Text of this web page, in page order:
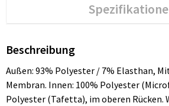
Beschreibung
Außen: 93% Polyester / 7% Elasthan,
Membran. Innen: 100% Polyester
Polyester (Tafetta), im oberen Rücken.